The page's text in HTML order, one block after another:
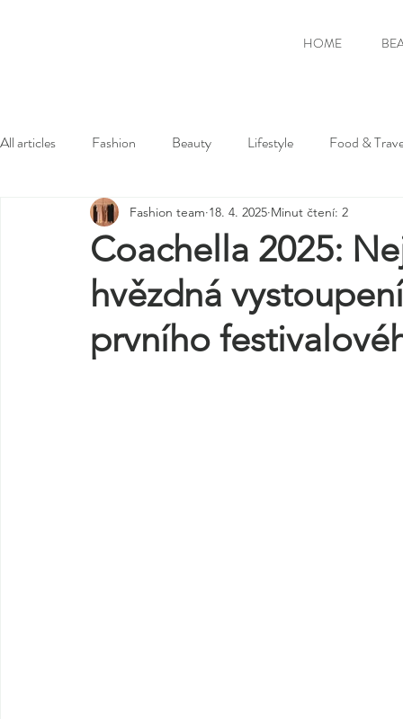
HOME
All articles Fashion Beauty Lifestyle Food &
Coachella 2025:
hvězdná
prvního
Fashion team 18. 4. 2025 Minut čtení: 2